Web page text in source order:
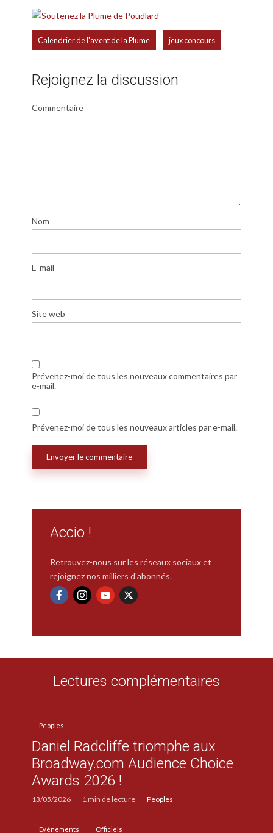
Calendrier de l'avent de la Plume jeux concours
Rejoignez la discussion
Commentaire
Nom
E-mail
Site web
Prévenez-moi de tous les nouveaux commentaires par
e-mail.
Prévenez-moi de tous les nouveaux articles par e-mail.
Accio !
Retrouvez-nous sur les réseaux sociaux et
rejoignez nos milliers d'abonnés.
Lectures complémentaires
Peoples
Daniel Radcliffe triomphe aux
Broadway.com Audience Choice
Awards 2026 !
13/05/2026 1 min de lecture Peoples
Evénements Officiels